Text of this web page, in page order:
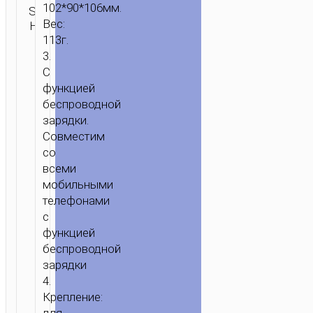
ДЕРЖАТЕЛИ
ПОДСТАВКИ
БЕСПРОВОДНОЕ
ЗАРЯДНОЕ
УСТРОЙСТВО
ASPIRING”
SKU:
Н/Д
беспроводные
102*90*106мм.
Вес:
113г.
3.
С
функцией
беспроводной
зарядки.
Совместим
со
всеми
мобильными
телефонами
с
функцией
беспроводной
зарядки
4.
Крепление: